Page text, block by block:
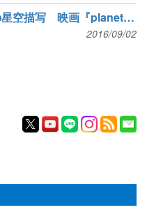
アストロアーツ協力の星空描写 映画『planetarian』公開
2016/09/02